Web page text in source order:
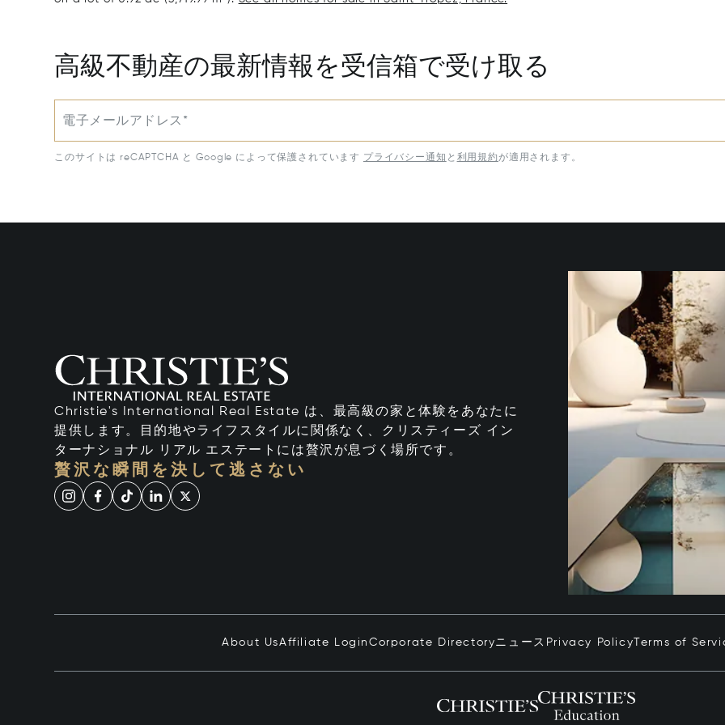
高級不動産の最新情報を受信箱で受け取る
電子メールアドレス*
このサイトは reCAPTCHA と Google によって保護されています プライバシー通知 と 利用規約が適用されます。
Christie's International Real Estate は、最高級の家と体験をあなたに
提供します。目的地やライフスタイルに関係なく、クリスティーズ イン
ターナショナル リアル エステートには贅沢が息づく場所です。
贅沢な瞬間を決して逃さない
About UsAffiliate LoginCorporate Directoryニュース Privacy PolicyTerms of